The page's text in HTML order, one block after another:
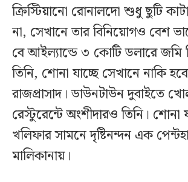
ক্রিস্টিয়ানো রোনালদো শুধু ছুটি
না, সেখানে তার বিনিয়োগও বেশ
বে আইল্যান্ডে ৩ কোটি ডলারে জমি
তিনি, শোনা যাচ্ছে সেখানে নাকি
রাজপ্রাসাদ। ডাউনটাউন দুবাইতে
রেস্টুরেন্টে অংশীদারও তিনি। শোনা
খলিফার সামনে দৃষ্টিনন্দন এক
মালিকানায়।